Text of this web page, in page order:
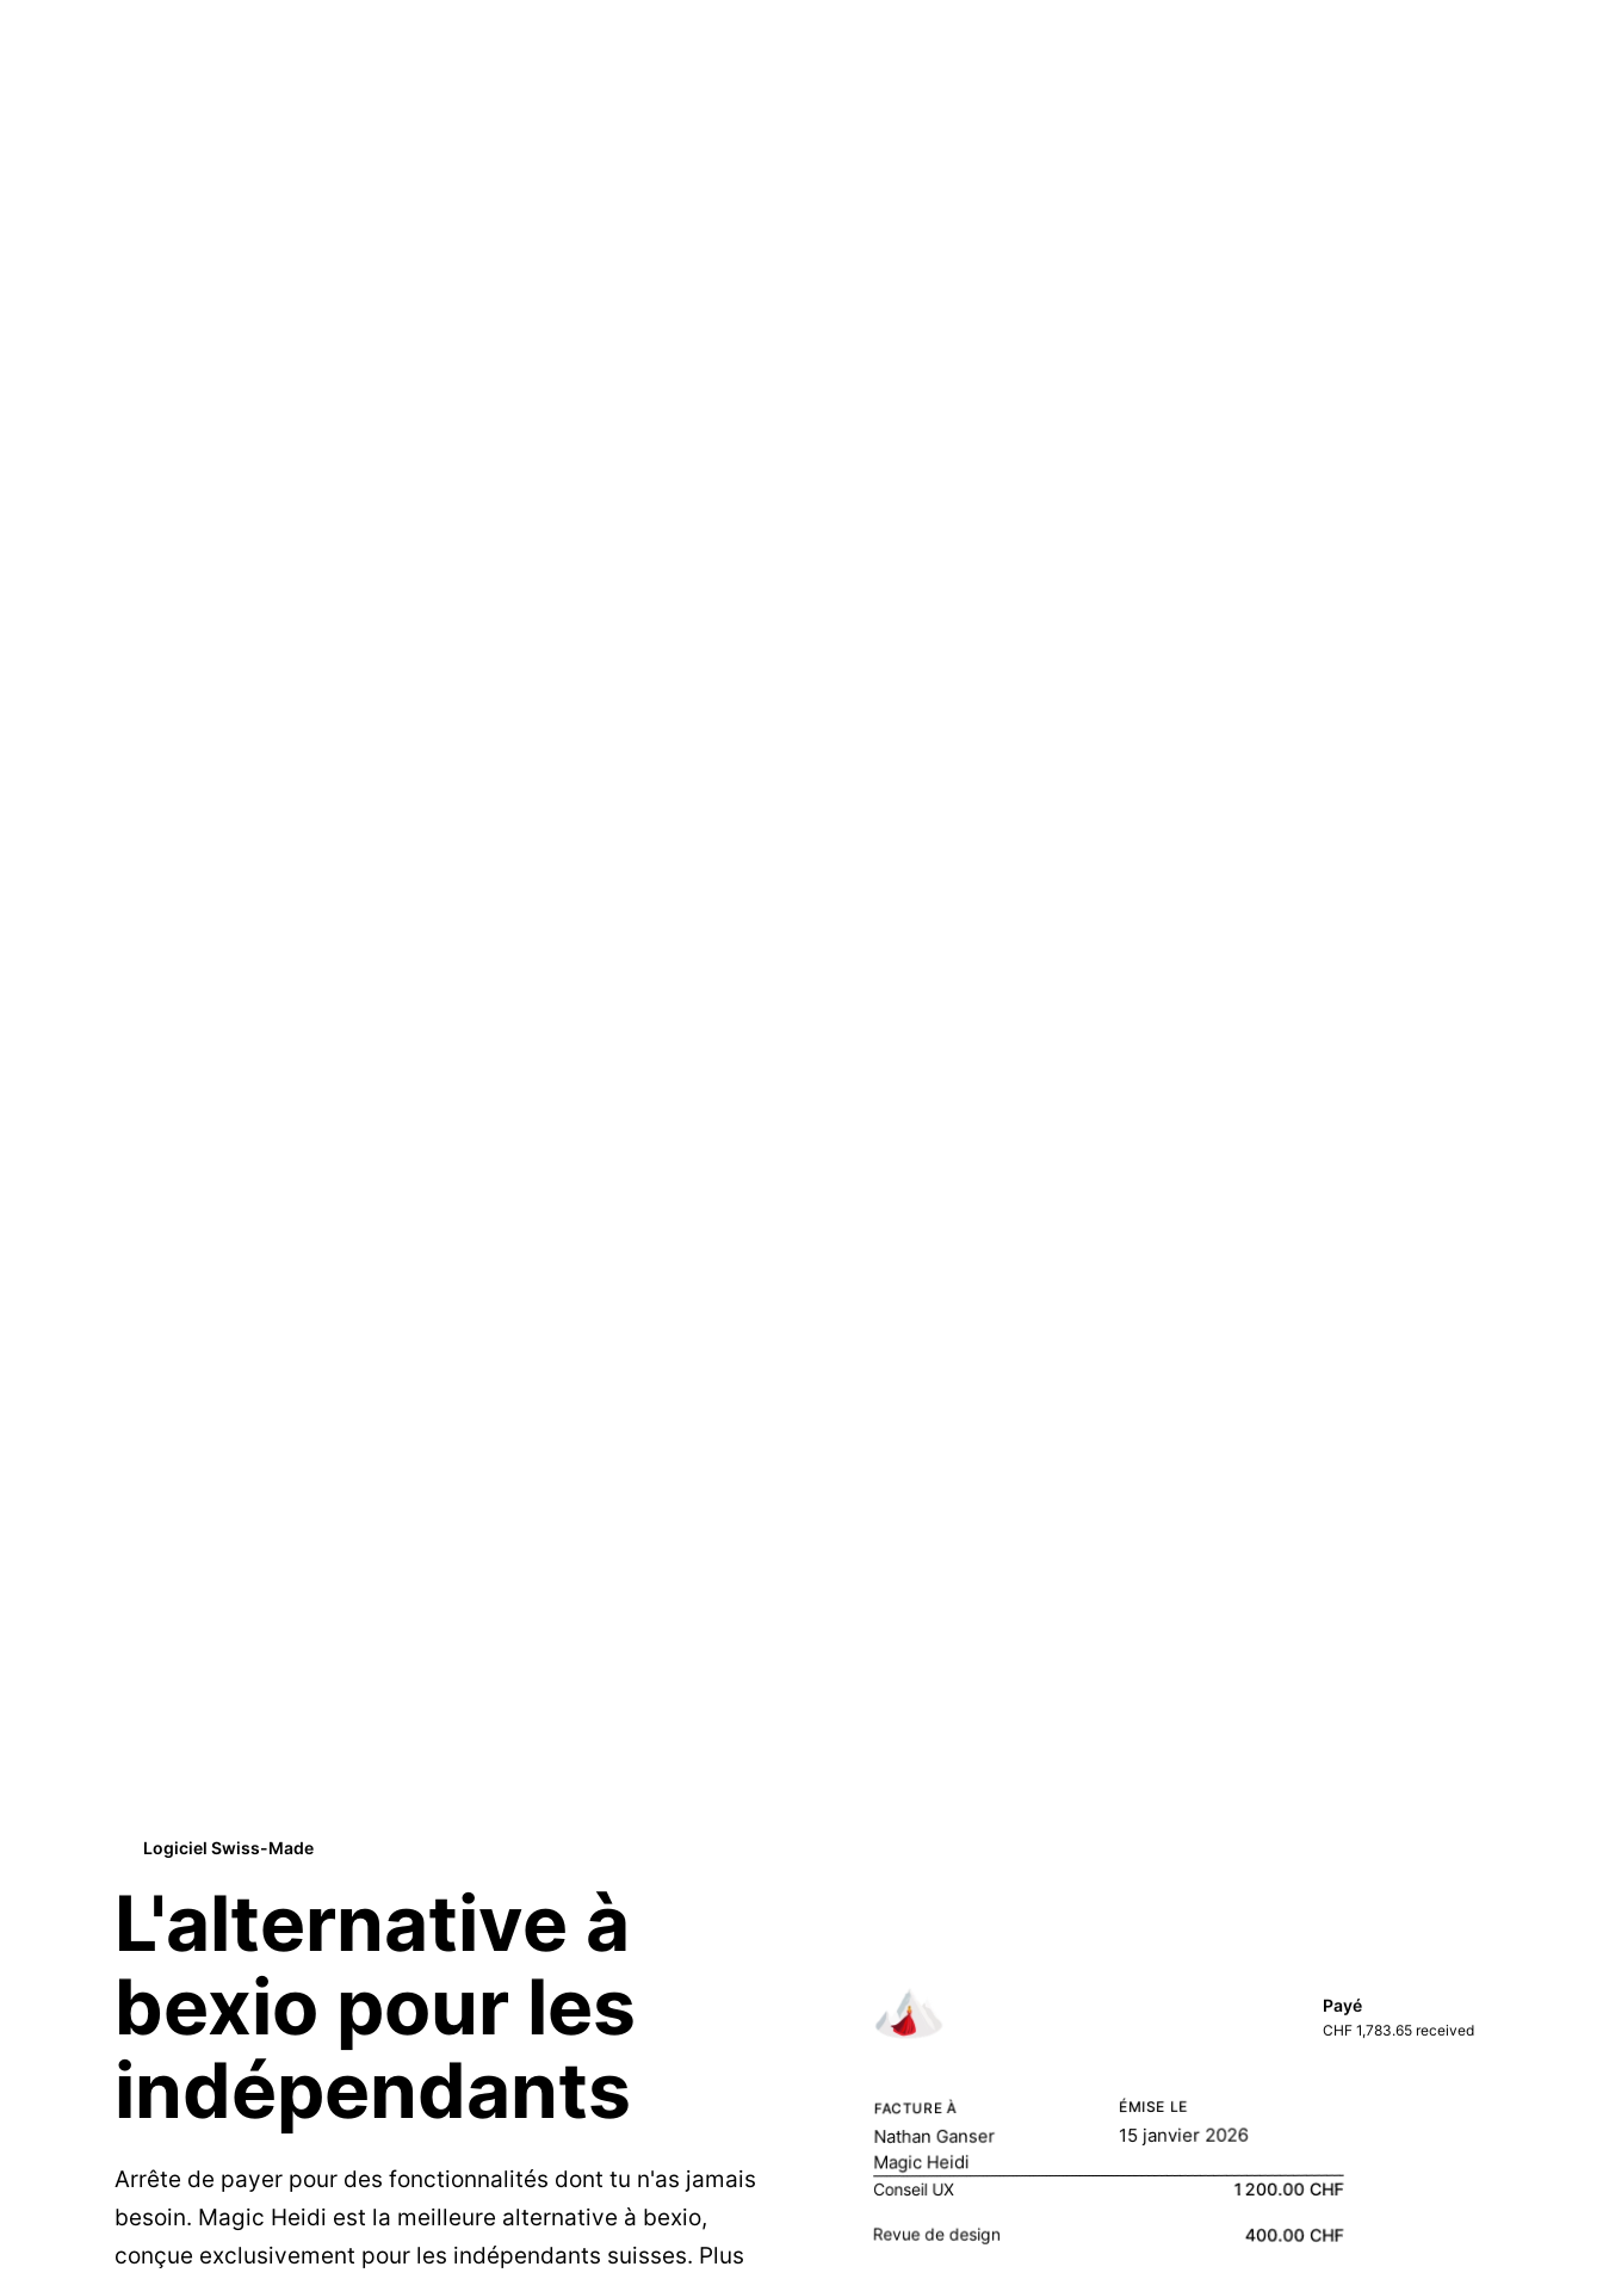
Logiciel Swiss-Made
L'alternative à
bexio pour les
indépendants
Arrête de payer pour des fonctionnalités dont tu n'as jamais
besoin. Magic Heidi est la meilleure alternative à bexio,
conçue exclusivement pour les indépendants suisses. Plus
FACTURE À
Nathan Ganser
Magic Heidi
ÉMISE LE
15 janvier 2026
Conseil UX 1 200.00 CHF
Revue de design 400.00 CHF
Payé
CHF 1,783.65 received